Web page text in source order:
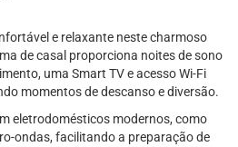
e relaxante neste charmoso
de casal proporciona noites de sono
uma Smart TV e acesso Wi-Fi
momentos de descanso e diversão.
eletrodomésticos modernos, como
ondas, facilitando a preparação de